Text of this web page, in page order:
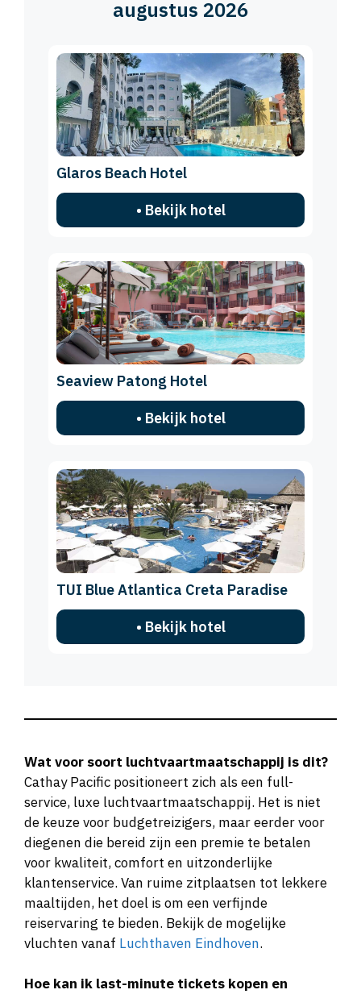
augustus 2026
Glaros Beach Hotel
• Bekijk hotel
Seaview Patong Hotel
• Bekijk hotel
TUI Blue Atlantica Creta Paradise
• Bekijk hotel
Wat voor soort luchtvaartmaatschappij is dit?
Cathay Pacific positioneert zich als een full-
service, luxe luchtvaartmaatschappij. Het is niet
de keuze voor budgetreizigers, maar eerder voor
diegenen die bereid zijn een premie te betalen
voor kwaliteit, comfort en uitzonderlijke
klantenservice. Van ruime zitplaatsen tot lekkere
maaltijden, het doel is om een verfijnde
reiservaring te bieden. Bekijk de mogelijke
vluchten vanaf Luchthaven Eindhoven.
Hoe kan ik last-minute tickets kopen en